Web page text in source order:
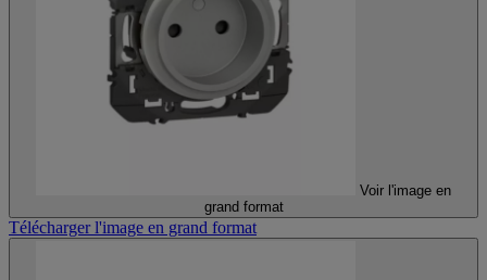
Voir l'image en
grand format
Télécharger l'image en grand format